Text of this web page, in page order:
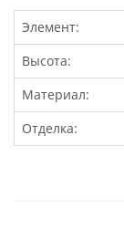
Элемент:
Высота:
Материал:
Отделка: